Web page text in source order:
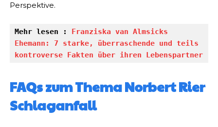
Perspektive.
Mehr lesen : Franziska van Almsicks
Ehemann: 7 starke, überraschende und teils
kontroverse Fakten über ihren Lebenspartner
FAQs zum Thema Norbert Rier
Schlaganfall